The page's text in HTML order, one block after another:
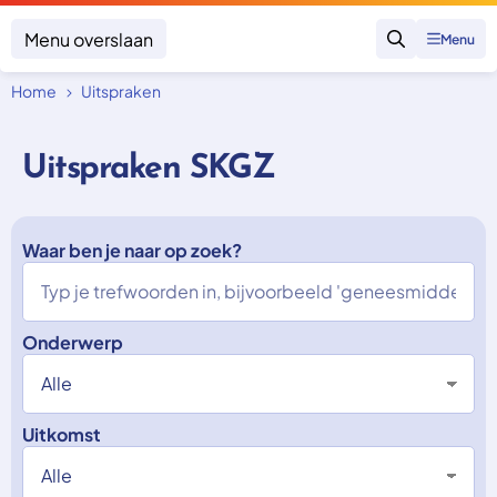
Menu overslaan
Zoeken
Menu
Onderwerpen
Zorgverzekering betalen
Vergoeding van zorg
Zorg in het buitenland
Nieuw in Nederland
Geen zorgverzekering
Uitspraken
Trainingen
Over SKGZ
Nieuws
Casussen
Vacatures
Home Uitspraken
Uitspraken SKGZ
Waar ben je naar op zoek?
Onderwerp
Uitkomst